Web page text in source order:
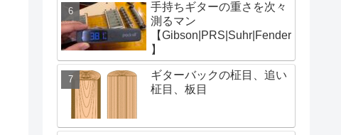
手持ちギターの重さを次々
測るマン
【Gibson|PRS|Suhr|Fender
】
ギターバックの柾目、追い
柾目、板目